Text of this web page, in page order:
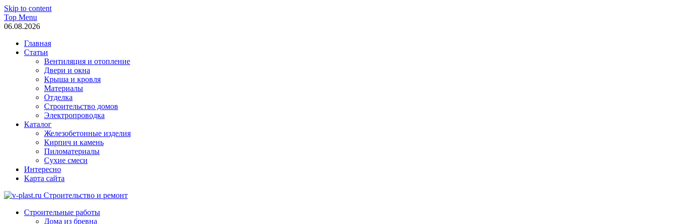
Skip to content
Top Menu
06.08.2026
Главная
Статьи
Вентиляция и отопление
Двери и окна
Крыша и кровля
Материалы
Отделка
Строительство домов
Электропроводка
Каталог
Железобетонные изделия
Кирпич и камень
Пиломатериалы
Сухие смеси
Интересно
Карта сайта
v-plast.ru Строительство и ремонт
Строительные работы
Дома из бревна